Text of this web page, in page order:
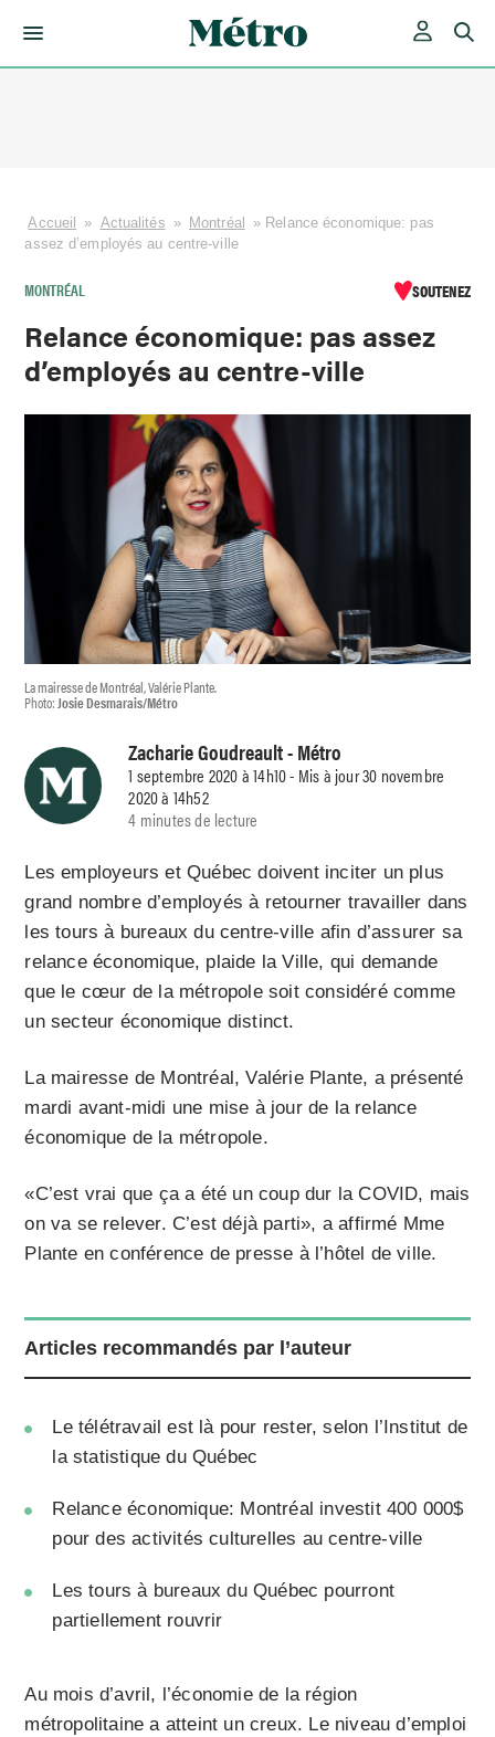
Accueil » Actualités » Montréal » Relance économique: pas
assez d’employés au centre-ville
MONTRÉAL SOUTENEZ
Relance économique: pas assez
d’employés au centre-ville
La mairesse de Montréal, Valérie Plante.
Photo:Josie Desmarais/Métro
Zacharie Goudreault- Métro
1 septembre 2020 à 14h10 - Mis à jour 30 novembre
2020 à 14h52
4 minutes de lecture
Les employeurs et Québec doivent inciter un plus
grand nombre d’employés à retourner travailler dans
les tours à bureaux du centre-ville afin d’assurer sa
relance économique, plaide la Ville, qui demande
que le cœur de la métropole soit considéré comme
un secteur économique distinct.
La mairesse de Montréal, Valérie Plante, a présenté
mardi avant-midi une mise à jour de la relance
économique de la métropole.
«C’est vrai que ça a été un coup dur la COVID, mais
on va se relever. C’est déjà parti», a affirmé Mme
Plante en conférence de presse à l’hôtel de ville.
Articles recommandés par l’auteur
Le télétravail est là pour rester, selon l’Institut de
la statistique du Québec
Relance économique: Montréal investit 400 000$
pour des activités culturelles au centre-ville
Les tours à bureaux du Québec pourront
partiellement rouvrir
Au mois d’avril, l’économie de la région
métropolitaine a atteint un creux. Le niveau d’emploi